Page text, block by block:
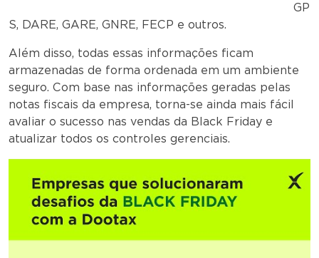
GP
S, DARE, GARE, GNRE, FECP e outros.
Além disso, todas essas informações ficam
armazenadas de forma ordenada em um ambiente
seguro. Com base nas informações geradas pelas
notas fiscais da empresa, torna-se ainda mais fácil
avaliar o sucesso nas vendas da Black Friday e
atualizar todos os controles gerenciais.